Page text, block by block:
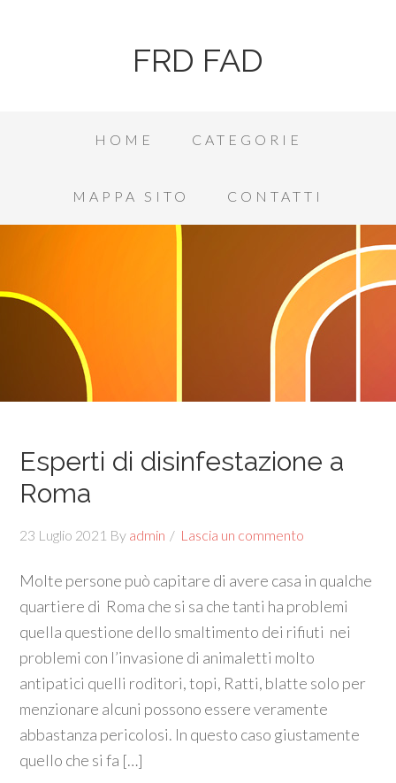
FRD FAD
HOME CATEGORIE
MAPPA SITO CONTATTI
Esperti di disinfestazione a
Roma
23 Luglio 2021 By admin Lascia un commento
Molte persone può capitare di avere casa in qualche
quartiere di Roma che si sa che tanti ha problemi
quella questione dello smaltimento dei rifiuti nei
problemi con l’invasione di animaletti molto
antipatici quelli roditori, topi, Ratti, blatte solo per
menzionare alcuni possono essere veramente
abbastanza pericolosi. In questo caso giustamente
quello che si fa […]